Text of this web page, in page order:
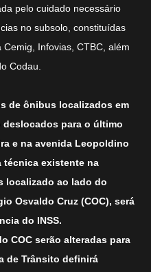
pelo cuidado necessário
no subsolo, constituídas
Infovias, CTBC, além
Codau.
de ônibus localizados em
deslocados para o último
e na avenida Leopoldino
técnica existente na
localizado ao lado do
Osvaldo Cruz (COC), será
do INSS.
COC serão alteradas para
de Trânsito definirá